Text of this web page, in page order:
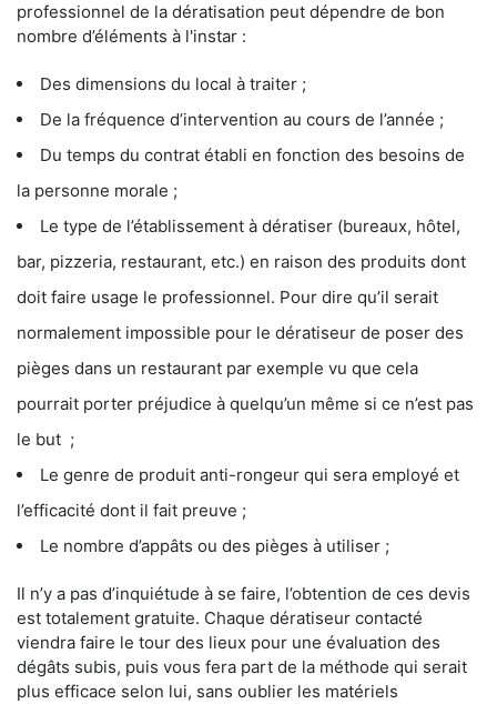
professionnel de la dératisation peut dépendre de bon
nombre d’éléments à l'instar :
Des dimensions du local à traiter ;
De la fréquence d’intervention au cours de l’année ;
Du temps du contrat établi en fonction des besoins de
la personne morale ;
Le type de l’établissement à dératiser (bureaux, hôtel,
bar, pizzeria, restaurant, etc.) en raison des produits dont
doit faire usage le professionnel. Pour dire qu’il serait
normalement impossible pour le dératiseur de poser des
pièges dans un restaurant par exemple vu que cela
pourrait porter préjudice à quelqu’un même si ce n’est pas
le but ;
Le genre de produit anti-rongeur qui sera employé et
l’efficacité dont il fait preuve ;
Le nombre d’appâts ou des pièges à utiliser ;
Il n’y a pas d’inquiétude à se faire, l’obtention de ces devis
est totalement gratuite. Chaque dératiseur contacté
viendra faire le tour des lieux pour une évaluation des
dégâts subis, puis vous fera part de la méthode qui serait
plus efficace selon lui, sans oublier les matériels